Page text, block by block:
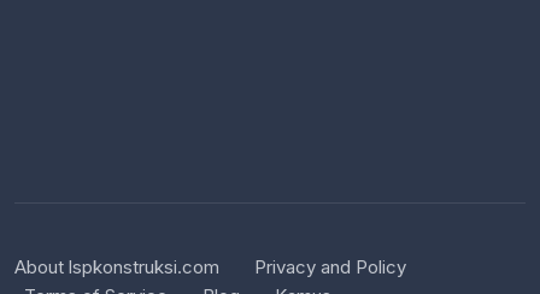
About lspkonstruksi.com
Privacy and Policy